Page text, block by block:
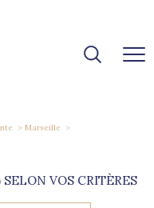
Marseille
VOS CRITÈRES